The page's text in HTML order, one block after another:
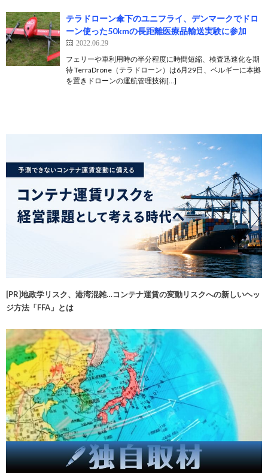
テラドローン傘下のユニフライ、デンマークでドロ
ーン使った50kmの長距離医療品輸送実験に参加
2022.06.29
フェリーや車利用時の半分程度に時間短縮、検査迅速化を期
待 TerraDrone（テラドローン）は6月29日、ベルギーに本拠
を置きドローンの運航管理技術[…]
[PR]地政学リスク、港湾混雑…コンテナ運賃の変動リスクへの新しいヘッ
ジ方法「FFA」とは